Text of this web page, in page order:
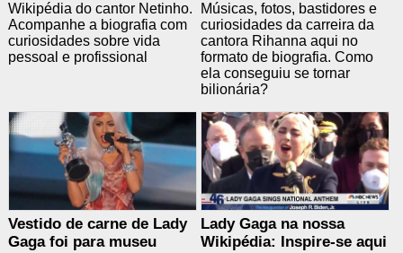
Wikipédia do cantor Netinho.
Acompanhe a biografia com
curiosidades sobre vida
pessoal e profissional
Músicas, fotos, bastidores e
curiosidades da carreira da
cantora Rihanna aqui no
formato de biografia. Como
ela conseguiu se tornar
bilionária?
Vestido de carne de Lady
Gaga foi para museu
Lady Gaga na nossa
Wikipédia: Inspire-se aqui